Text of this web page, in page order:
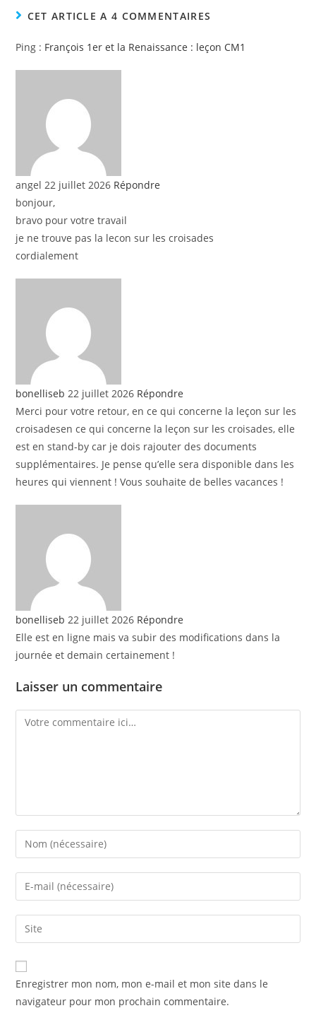
CET ARTICLE A 4 COMMENTAIRES
Ping : François 1er et la Renaissance : leçon CM1
angel 22 juillet 2026 Répondre
bonjour,
bravo pour votre travail
je ne trouve pas la lecon sur les croisades
cordialement
bonelliseb 22 juillet 2026 Répondre
Merci pour votre retour, en ce qui concerne la leçon sur les
croisadesen ce qui concerne la leçon sur les croisades, elle
est en stand-by car je dois rajouter des documents
supplémentaires. Je pense qu’elle sera disponible dans les
heures qui viennent ! Vous souhaite de belles vacances !
bonelliseb 22 juillet 2026 Répondre
Elle est en ligne mais va subir des modifications dans la
journée et demain certainement !
Laisser un commentaire
Enregistrer mon nom, mon e-mail et mon site dans le
navigateur pour mon prochain commentaire.